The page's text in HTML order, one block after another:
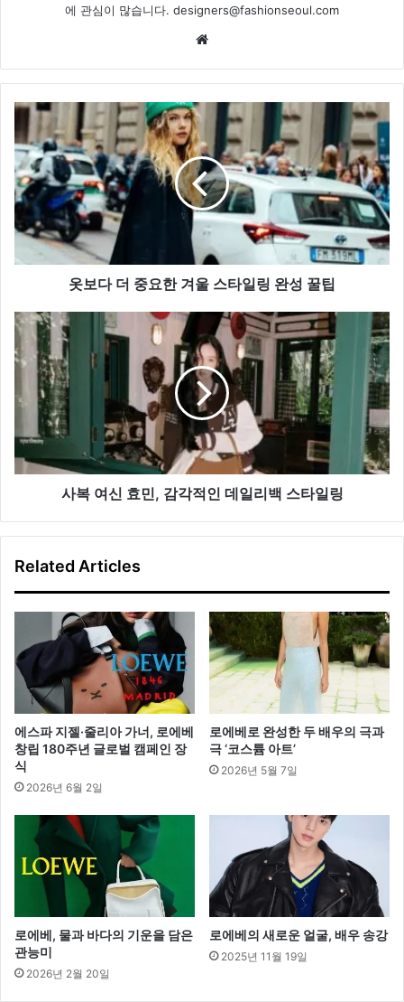
에 관심이 많습니다. designers@fashionseoul.com
옷
보
다
더
중
요
한
울
일
링
완
꿀
옷보다 더 중요한 겨울 스타일링 완성 꿀팁
사
복
여
효
감
적
백
사복 여신 효민, 감각적인 데일리백 스타일링
Related Articles
에스파 지젤·줄리아 가너, 로에베
창립 180주년 글로벌 캠페인 장
식
2026년 6월 2일
로에베로 완성한 두 배우의 극과
극 ‘코스튬 아트’
2026년 5월 7일
로에베, 물과 바다의 기운을 담은
관능미
2026년 2월 20일
로에베의 새로운 얼굴, 배우 송강
2025년 11월 19일